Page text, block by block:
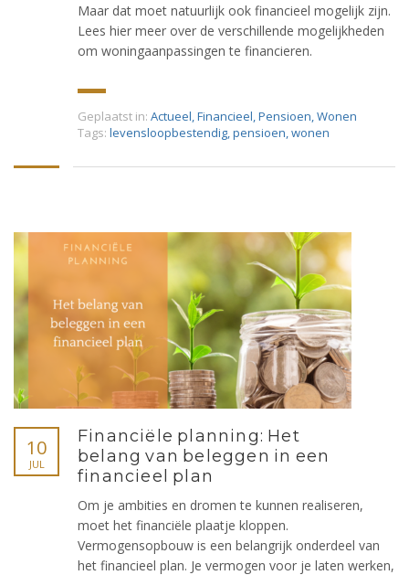
Maar dat moet natuurlijk ook financieel mogelijk zijn.
Lees hier meer over de verschillende mogelijkheden
om woningaanpassingen te financieren.
Geplaatst in: Actueel,Financieel,Pensioen,Wonen
Tags: levensloopbestendig,pensioen,wonen
10
JUL
Financiële planning: Het
belang van beleggen in een
financieel plan
Om je ambities en dromen te kunnen realiseren,
moet het financiële plaatje kloppen.
Vermogensopbouw is een belangrijk onderdeel van
het financieel plan. Je vermogen voor je laten werken,